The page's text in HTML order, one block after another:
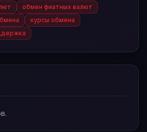
обмен фиатных валют
курсы обмена